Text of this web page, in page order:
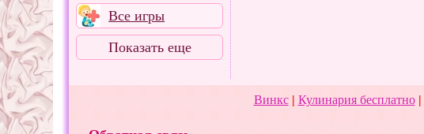
Все игры
Показать еще
Винкс| Кулинария бесплатно|